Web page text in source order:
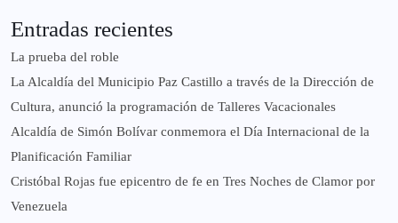
Entradas recientes
La prueba del roble
La Alcaldía del Municipio Paz Castillo a través de la Dirección de
Cultura, anunció la programación de Talleres Vacacionales
Alcaldía de Simón Bolívar conmemora el Día Internacional de la
Planificación Familiar
Cristóbal Rojas fue epicentro de fe en Tres Noches de Clamor por
Venezuela